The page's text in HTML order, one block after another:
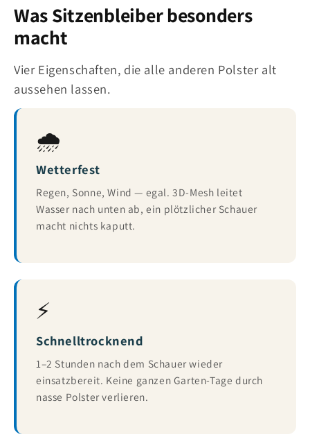
Was Sitzenbleiber besonders
macht
Vier Eigenschaften, die alle anderen Polster alt
aussehen lassen.
🌧️
Wetterfest
Regen, Sonne, Wind — egal. 3D-Mesh leitet
Wasser nach unten ab, ein plötzlicher Schauer
macht nichts kaputt.
⚡
Schnelltrocknend
1–2 Stunden nach dem Schauer wieder
einsatzbereit. Keine ganzen Garten-Tage durch
nasse Polster verlieren.